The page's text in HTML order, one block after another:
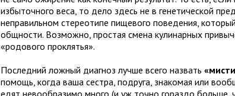
избыточного веса, то дело здесь не в генетической
неправильном стереотипе пищевого поведения,
общности. Возможно, простая смена кулинарных
«родового проклятья».
Последний ложный диагноз лучше всего назвать
помощь, когда ваша сестра, подруга, знакомая или
едят невообразимо много (и уж точно гораздо больше,